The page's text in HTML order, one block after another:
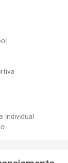
Individual